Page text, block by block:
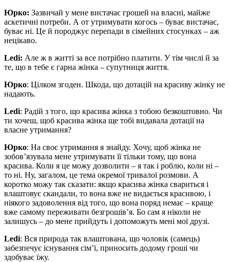
Юрко: Зазвичай у мене вистачає грошей на власні, майже
аскетичні потреби. А от утримувати когось – буває вистачає,
буває ні. Це й породжує перепади в сімейних стосунках – аж
нецікаво.
Ledi: Але ж в житті за все потрібно платити. У тім числі й за
те, що в тебе є гарна жінка – супутниця життя.
Юрко: Цілком згоден. Шкода, що дотацій на красиву жінку не
надають.
Ledi: Радій з того, що красива жінка з тобою безкоштовно. Чи
ти хочеш, щоб красива жінка ще тобі видавала дотації на
власне утримання?
Юрко: На своє утримання я знайду. Хочу, щоб жінка не
зобов’язувала мене утримувати її тільки тому, що вона
красива. Коли я це можу дозволити – я так і роблю, коли ні –
то ні. Ну, загалом, це тема окремої тривалої розмови. А
коротко можу так сказати: якщо красива жінка свариться і
влаштовує скандали, то вона вже не видається красивою, і
ніякого задоволення від того, що вона поряд немає – краще
вже самому переживати безгрошів’я. Бо сам я ніколи не
залишусь – до мене прийдуть і допоможуть мені мої друзі.
Ledi: Вся природа так влаштована, що чоловік (самець)
забезпечує існування сім’ї, приносить додому гроші чи
здобуває їжу.